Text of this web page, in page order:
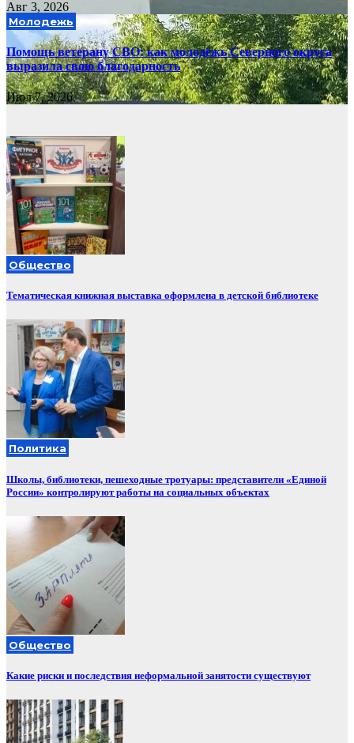
Авг 3, 2026
Молодежь
Помощь ветерану СВО: как молодёжь Северного округа
выразила свою благодарность
Июл 7, 2026
Общество
Тематическая книжная выставка оформлена в детской библиотеке
Политика
Школы, библиотеки, пешеходные тротуары: представители «Единой
России» контролируют работы на социальных объектах
Общество
Какие риски и последствия неформальной занятости существуют